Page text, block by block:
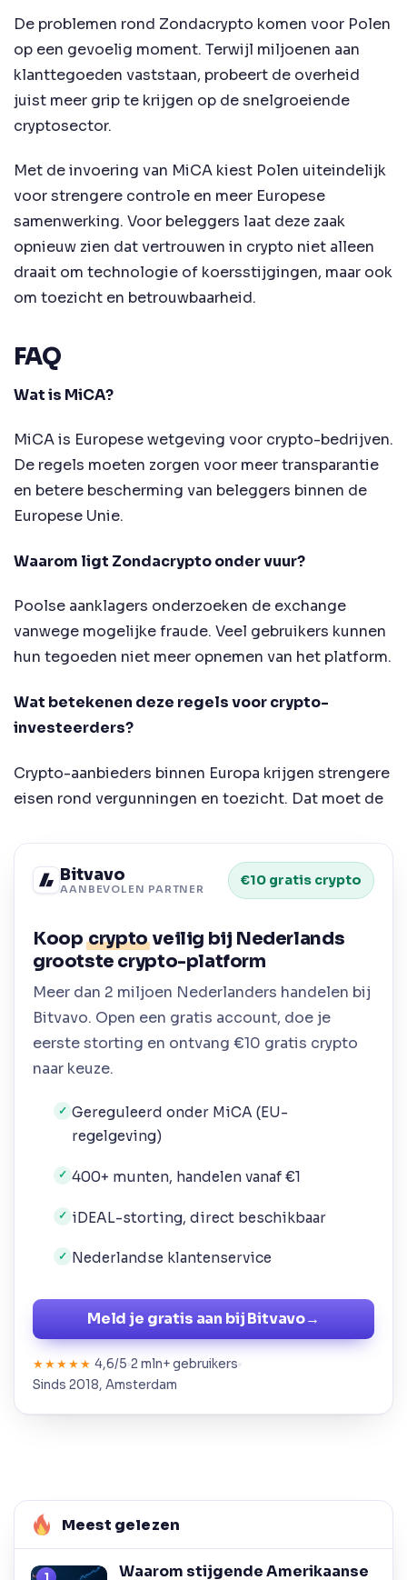
De problemen rond Zondacrypto komen voor Polen
op een gevoelig moment. Terwijl miljoenen aan
klanttegoeden vaststaan, probeert de overheid
juist meer grip te krijgen op de snelgroeiende
cryptosector.
Met de invoering van MiCA kiest Polen uiteindelijk
voor strengere controle en meer Europese
samenwerking. Voor beleggers laat deze zaak
opnieuw zien dat vertrouwen in crypto niet alleen
draait om technologie of koersstijgingen, maar ook
om toezicht en betrouwbaarheid.
FAQ
Wat is MiCA?
MiCA is Europese wetgeving voor crypto-bedrijven.
De regels moeten zorgen voor meer transparantie
en betere bescherming van beleggers binnen de
Europese Unie.
Waarom ligt Zondacrypto onder vuur?
Poolse aanklagers onderzoeken de exchange
vanwege mogelijke fraude. Veel gebruikers kunnen
hun tegoeden niet meer opnemen van het platform.
Wat betekenen deze regels voor crypto-
investeerders?
Crypto-aanbieders binnen Europa krijgen strengere
eisen rond vergunningen en toezicht. Dat moet de
Bitvavo
AANBEVOLEN PARTNER
€10 gratis crypto
Koopcryptoveilig bij Nederlands
grootste crypto-platform
Meer dan 2 miljoen Nederlanders handelen bij
Bitvavo. Open een gratis account, doe je
eerste storting en ontvang €10 gratis crypto
naar keuze.
✓ Gereguleerd onder MiCA (EU-
regelgeving)
✓ 400+ munten, handelen vanaf €1
✓ iDEAL-storting, direct beschikbaar
✓ Nederlandse klantenservice
Meld je gratis aan bij Bitvavo→
★★★★★ 4,6/5 2 mln+ gebruikers
Sinds 2018, Amsterdam
Meest gelezen
Waarom stijgende Amerikaanse